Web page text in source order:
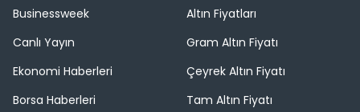
Businessweek
Canlı Yayın
Ekonomi Haberleri
Borsa Haberleri
Altın Fiyatları
Gram Altın Fiyatı
Çeyrek Altın Fiyatı
Tam Altın Fiyatı